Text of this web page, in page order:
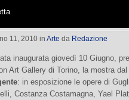
Sorgente
11, 2010 in Arte da Redazione
inaugurata giovedì 10 Giugno,
Art Gallery di Torino, la mostra
: in esposizione le opere di
Costanza Costamagna, Yael